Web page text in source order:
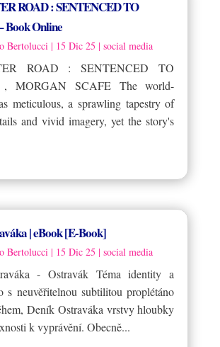
ROAD : SENTENCED TO
Book Online
Bertolucci| 15 Dic 25 | social media
ROAD : SENTENCED TO
, MORGAN SCAFE The world-
meticulous, a sprawling tapestry of
and vivid imagery, yet the story's
| eBook [E-Book]
Bertolucci| 15 Dic 25 | social media
- Ostravák Téma identity a
s neuvěřitelnou subtilitou proplétáno
Deník Ostraváka vrstvy hloubky
k vyprávění. Obecně...